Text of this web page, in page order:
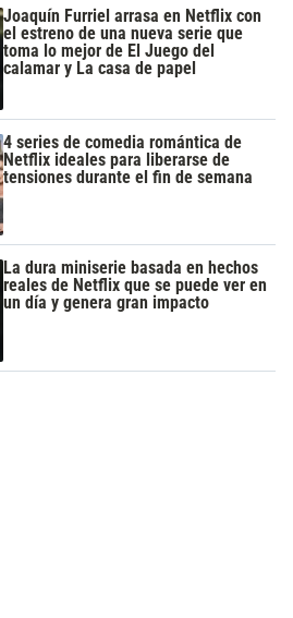
Joaquín Furriel arrasa en Netflix con
el estreno de una nueva serie que
toma lo mejor de El Juego del
calamar y La casa de papel
4 series de comedia romántica de
Netflix ideales para liberarse de
tensiones durante el fin de semana
La dura miniserie basada en hechos
reales de Netflix que se puede ver en
un día y genera gran impacto